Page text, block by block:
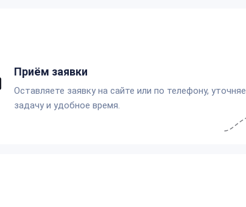
Приём заявки
Оставляете заявку на сайте или по телефону,
задачу и удобное время.